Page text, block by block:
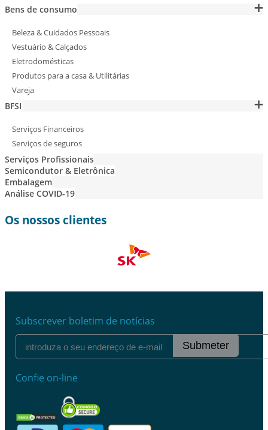
Bens de consumo
Beleza & Cuidados Pessoais
Vestuário & Calçados
Eletrodomésticas
Produtos para a casa & Utilitárias
Vareja
BFSI
Serviços Financeiros
Serviços de seguros
Serviços Profissionais
Semicondutor & Eletrônica
Embalagem
Análise COVID-19
Os nossos clientes
Subscrever boletim de notícias
Submeter
Confie on-line